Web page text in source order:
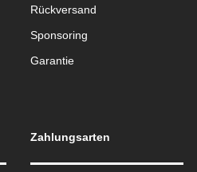
Rückversand
Sponsoring
Garantie
Zahlungsarten